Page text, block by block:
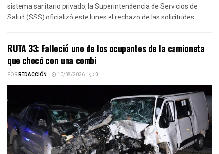
sistema sanitario privado, la Superintendencia de Servicios de
Salud (SSS) oficializó este lunes el rechazo de las solicitudes...
RUTA 33: Falleció uno de los ocupantes de la camioneta
que chocó con una combi
PORREDACCIÓN 10/08/2026 0